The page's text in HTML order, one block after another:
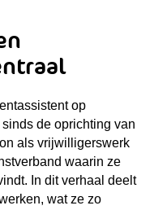
op
de oprichting van
als vrijwilligerswerk
waarin ze
In dit verhaal deelt
wat ze zo